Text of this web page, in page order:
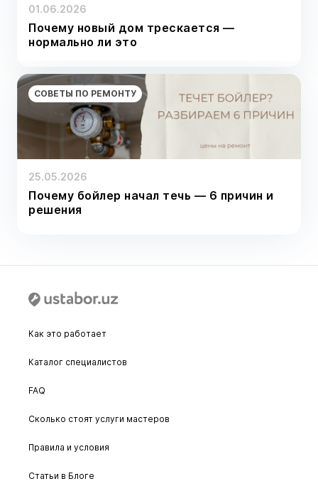
01.06.2026
Почему новый дом трескается —
нормально ли это
СОВЕТЫ ПО РЕМОНТУ
25.05.2026
Почему бойлер начал течь — 6 причин и
решения
Как это работает
Каталог специалистов
FAQ
Сколько стоят услуги мастеров
Правила и условия
Статьи в Блоге